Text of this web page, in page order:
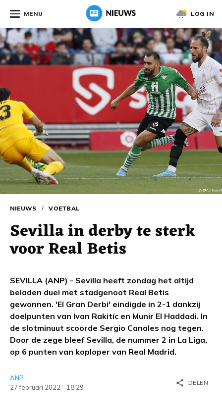
MENU LOG IN
NIEUWS / VOETBAL
Sevilla in derby te sterk
voor Real Betis
SEVILLA (ANP) - Sevilla heeft zondag het altijd
beladen duel met stadgenoot Real Betis
gewonnen. 'El Gran Derbi' eindigde in 2-1 dankzij
doelpunten van Ivan Rakitíc en Munir El Haddadi. In
de slotminuut scoorde Sergio Canales nog tegen.
Door de zege bleef Sevilla, de nummer 2 in La Liga,
op 6 punten van koploper van Real Madrid.
ANP
27 februari 2022 - 18:29
share DELEN